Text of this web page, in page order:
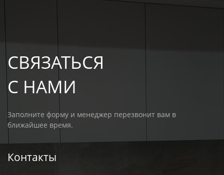
СВЯЗАТЬСЯ
С НАМИ
Заполните форму и менеджер перезвонит вам в
ближайшее время.
Контакты